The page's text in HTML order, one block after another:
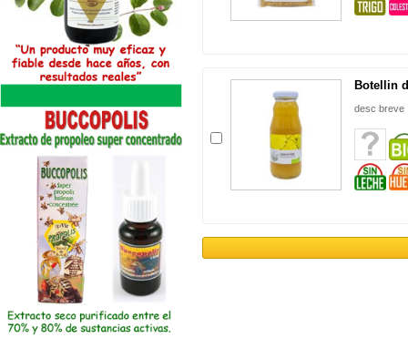
Botellin
desc breve